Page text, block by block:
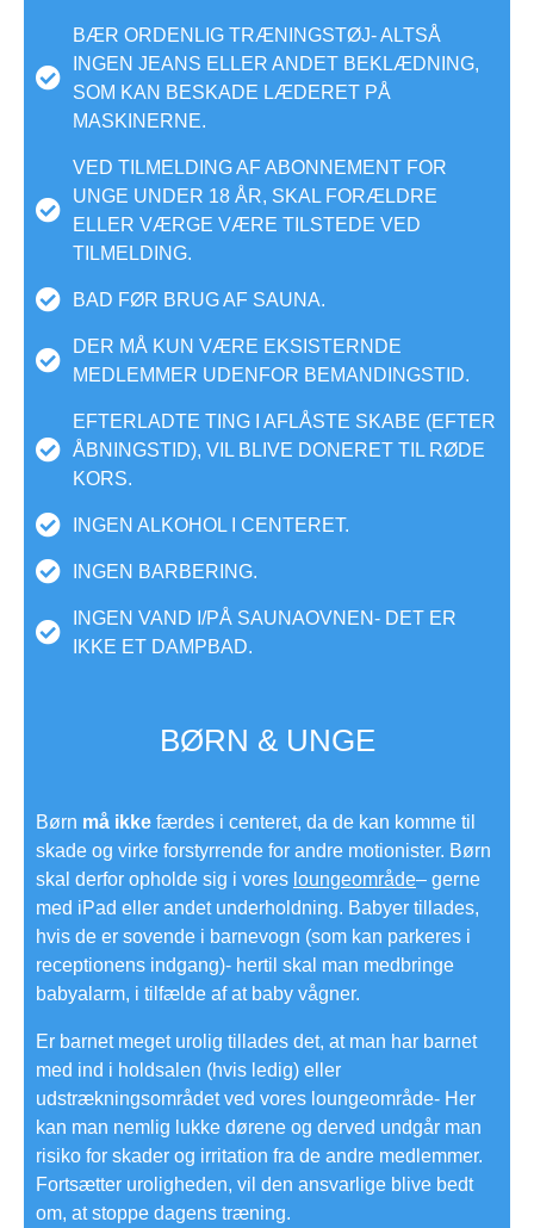
BÆR ORDENLIG TRÆNINGSTØJ- ALTSÅ
INGEN JEANS ELLER ANDET BEKLÆDNING,
SOM KAN BESKADE LÆDERET PÅ
MASKINERNE.
VED TILMELDING AF ABONNEMENT FOR
UNGE UNDER 18 ÅR, SKAL FORÆLDRE
ELLER VÆRGE VÆRE TILSTEDE VED
TILMELDING.
BAD FØR BRUG AF SAUNA.
DER MÅ KUN VÆRE EKSISTERNDE
MEDLEMMER UDENFOR BEMANDINGSTID.
EFTERLADTE TING I AFLÅSTE SKABE (EFTER
ÅBNINGSTID), VIL BLIVE DONERET TIL RØDE
KORS.
INGEN ALKOHOL I CENTERET.
INGEN BARBERING.
INGEN VAND I/PÅ SAUNAOVNEN- DET ER
IKKE ET DAMPBAD.
BØRN & UNGE
Børn må ikke færdes i centeret, da de kan komme til
skade og virke forstyrrende for andre motionister. Børn
skal derfor opholde sig i vores loungeområde– gerne
med iPad eller andet underholdning. Babyer tillades,
hvis de er sovende i barnevogn (som kan parkeres i
receptionens indgang)- hertil skal man medbringe
babyalarm, i tilfælde af at baby vågner.
Er barnet meget urolig tillades det, at man har barnet
med ind i holdsalen (hvis ledig) eller
udstrækningsområdet ved vores loungeområde- Her
kan man nemlig lukke dørene og derved undgår man
risiko for skader og irritation fra de andre medlemmer.
Fortsætter uroligheden, vil den ansvarlige blive bedt
om, at stoppe dagens træning.